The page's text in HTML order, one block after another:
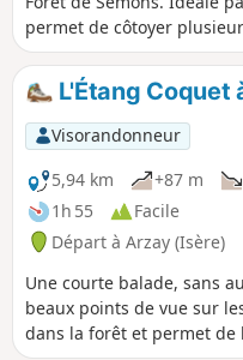
permet de côtoyer
L'Étang Coquet
Visorandonneur
5,94 km
+87 m
1h 55
Facile
Départ à Arzay (Isère)
Une courte balade, sans
beaux points de vue sur
dans la forêt et permet